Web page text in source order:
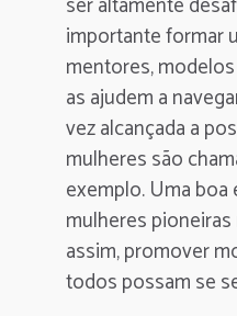
importante formar
mentores,
as ajudem a
vez alcançada a
mulheres são
exemplo. Uma
mulheres
assim, promover
todos possam se